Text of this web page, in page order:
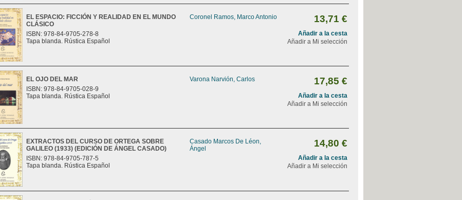
EL ESPACIO: FICCIÓN Y REALIDAD EN EL MUNDO
CLÁSICO
ISBN: 978-84-9705-278-8
Tapa blanda. Rústica Español
Coronel Ramos, Marco Antonio 13,71 €
Añadir a la cesta
Añadir a Mi selección
EL OJO DEL MAR
ISBN: 978-84-9705-028-9
Tapa blanda. Rústica Español
Varona Narvión, Carlos 17,85 €
Añadir a la cesta
Añadir a Mi selección
EXTRACTOS DEL CURSO DE ORTEGA SOBRE
GALILEO (1933) (EDICIÓN DE ÁNGEL CASADO)
ISBN: 978-84-9705-787-5
Tapa blanda. Rústica Español
Casado Marcos De Léon,
Ángel
14,80 €
Añadir a la cesta
Añadir a Mi selección